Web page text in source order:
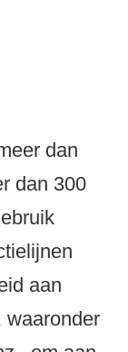
dan
dan 300
aan
waaronder